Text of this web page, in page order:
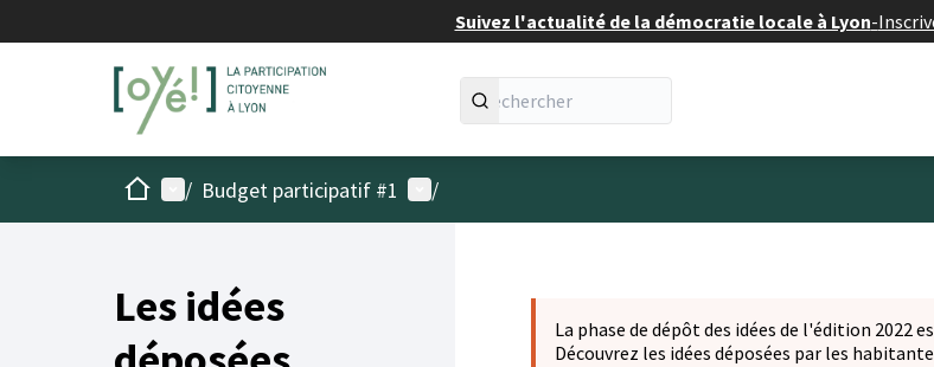
Suivez l'actualité de la démocratie locale à Lyon-
AccueilMenu principal
/ Budget participatif #1 Menu utilisateur
/
Les idées
La phase de dépôt des idées de l'édition 2022
Découvrez les idées déposées par les